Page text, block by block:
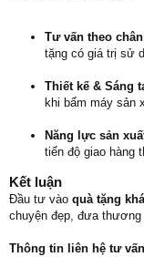
Tư vấn theo
tặng có giá trị sử
Thiết kế & Sáng
khi bấm máy sản
Năng lực sản
tiến độ giao hàng
Kết luận
Đầu tư vào quà tặng
chuyện đẹp, đưa
Thông tin liên hệ tư